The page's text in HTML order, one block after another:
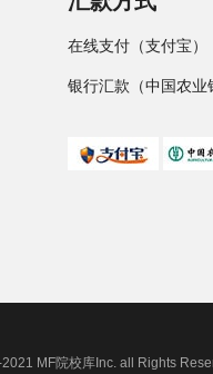
在线支付（支付宝）
银行汇款（中国农业
MF院校库Inc. all Rights